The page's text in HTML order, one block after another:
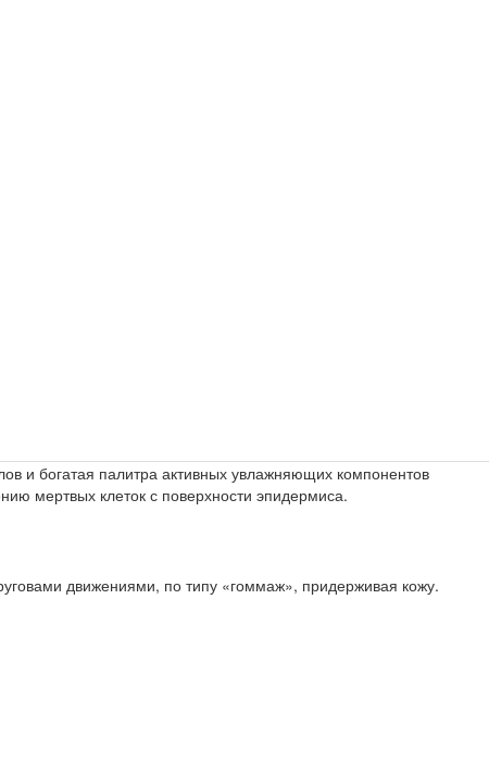
и богатая палитра активных увлажняющих компонентов
мертвых клеток с поверхности эпидермиса.
движениями, по типу «гоммаж», придерживая кожу.